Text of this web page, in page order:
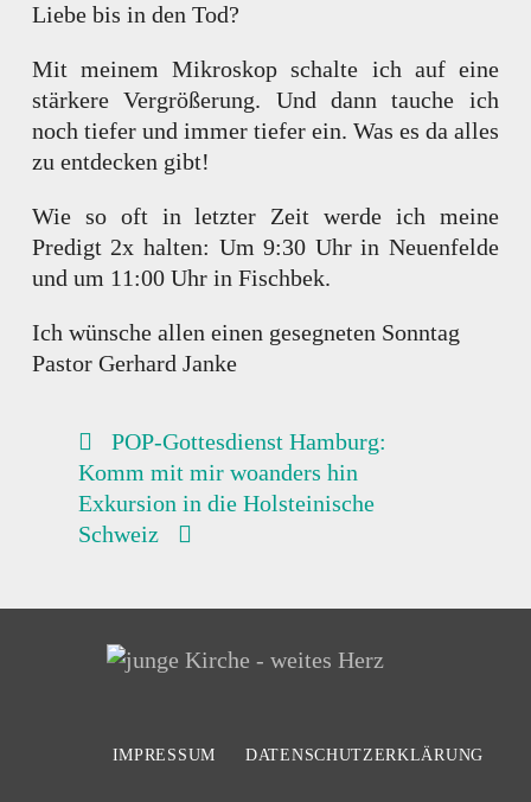
Liebe bis in den Tod?
Mit meinem Mikroskop schalte ich auf eine
stärkere Vergrößerung. Und dann tauche ich
noch tiefer und immer tiefer ein. Was es da alles
zu entdecken gibt!
Wie so oft in letzter Zeit werde ich meine
Predigt 2x halten: Um 9:30 Uhr in Neuenfelde
und um 11:00 Uhr in Fischbek.
Ich wünsche allen einen gesegneten Sonntag
Pastor Gerhard Janke
BEITRAGSNAVIGATION
POP-Gottesdienst Hamburg:
Komm mit mir woanders hin
Exkursion in die Holsteinische
Schweiz
IMPRESSUM DATENSCHUTZERKLÄRUNG